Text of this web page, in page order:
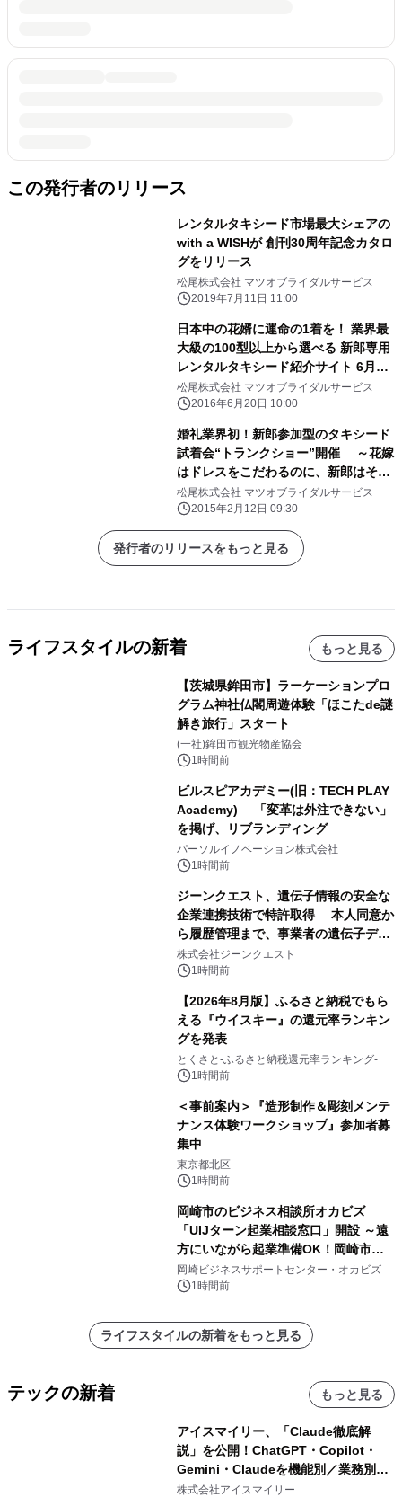
この発行者のリリース
レンタルタキシード市場最大シェアの
with a WISHが 創刊30周年記念カタロ
グをリリース
松尾株式会社 マツオブライダルサービス
2019年7月11日 11:00
日本中の花婿に運命の1着を！ 業界最
大級の100型以上から選べる 新郎専用
レンタルタキシード紹介サイト 6月23
日リニューアル！
松尾株式会社 マツオブライダルサービス
2016年6月20日 10:00
婚礼業界初！新郎参加型のタキシード
試着会“トランクショー”開催 ～花嫁
はドレスをこだわるのに、新郎はその
ままでいいの？～
松尾株式会社 マツオブライダルサービス
2015年2月12日 09:30
発行者のリリースをもっと見る
ライフスタイルの新着 もっと見る
【茨城県鉾田市】ラーケーションプロ
グラム神社仏閣周遊体験「ほこたde謎
解き旅行」スタート
(一社)鉾田市観光物産協会
1時間前
ビルスピアカデミー(旧：TECH PLAY
Academy) 「変革は外注できない」
を掲げ、リブランディング
パーソルイノベーション株式会社
1時間前
ジーンクエスト、遺伝子情報の安全な
企業連携技術で特許取得 本人同意か
ら履歴管理まで、事業者の遺伝子デー
タ活用を支援
株式会社ジーンクエスト
1時間前
【2026年8月版】ふるさと納税でもら
える『ウイスキー』の還元率ランキン
グを発表
とくさと-ふるさと納税還元率ランキング-
1時間前
＜事前案内＞『造形制作＆彫刻メンテ
ナンス体験ワークショップ』参加者募
集中
東京都北区
1時間前
岡崎市のビジネス相談所オカビズ
「UIJターン起業相談窓口」開設 ～遠
方にいながら起業準備OK！岡崎市を
挑戦者があつまるまちに～
岡崎ビジネスサポートセンター・オカビズ
1時間前
ライフスタイルの新着をもっと見る
テックの新着 もっと見る
アイスマイリー、「Claude徹底解
説」を公開！ChatGPT・Copilot・
Gemini・Claudeを機能別／業務別に
比較―自社に合う生成AIの選び方がわ
株式会社アイスマイリー